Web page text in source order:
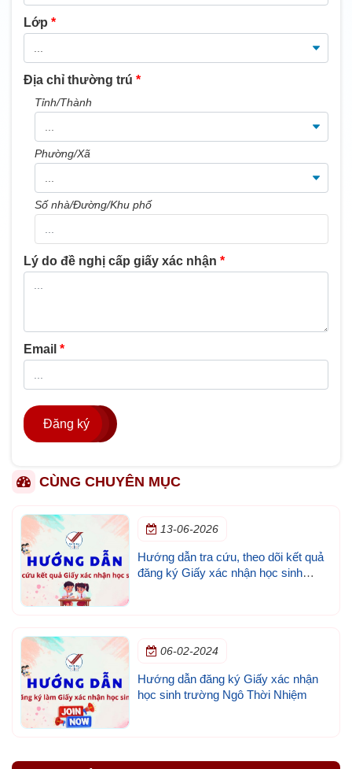
Lớp *
Địa chỉ thường trú *
Tỉnh/Thành
Phường/Xã
Số nhà/Đường/Khu phố
Lý do đề nghị cấp giấy xác nhận *
Email *
Đăng ký
CÙNG CHUYÊN MỤC
13-06-2026
Hướng dẫn tra cứu, theo dõi kết quả
đăng ký Giấy xác nhận học sinh
06-02-2024
Hướng dẫn đăng ký Giấy xác nhận
học sinh trường Ngô Thời Nhiệm